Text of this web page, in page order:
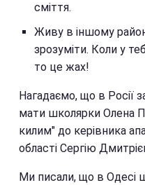
сміття.
Живу в іншому
зрозуміти. Коли у
то це жах!
Нагадаємо, що в Росії
мати школярки Олена
килим" до керівника
області Сергію
Ми писали, що в Одесі